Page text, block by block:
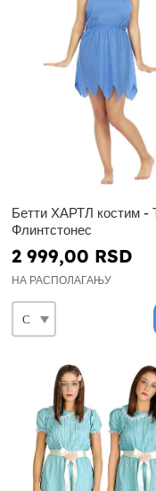
Бетти ХАРТЛ костим -
Флинтстонес
2 999,00 RSD
НА РАСПОЛАГАЊУ